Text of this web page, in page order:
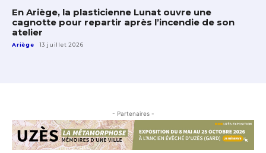
En Ariège, la plasticienne Lunat ouvre une
cagnotte pour repartir après l’incendie de son
atelier
Ariège 13 juillet 2026
- Partenaires -